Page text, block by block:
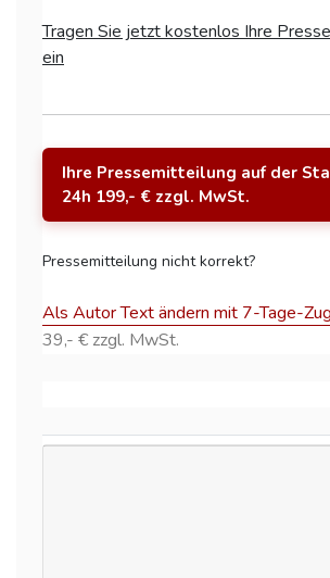
Tragen Sie jetzt kostenlos Ihre
ein
Ihre Pressemitteilung auf der
24h 199,- € zzgl. MwSt.
Pressemitteilung nicht korrekt?
Als Autor Text ändern mit 7-Tage-
39,- € zzgl. MwSt.